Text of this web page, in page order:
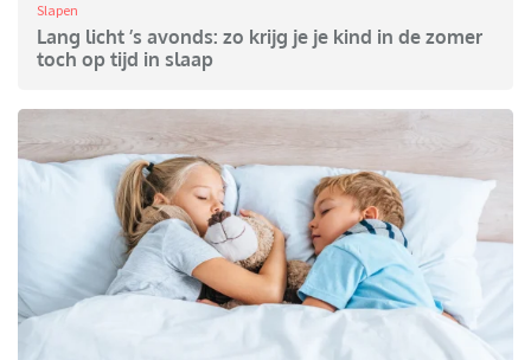
Slapen
Lang licht ’s avonds: zo krijg je je kind in de zomer
toch op tijd in slaap